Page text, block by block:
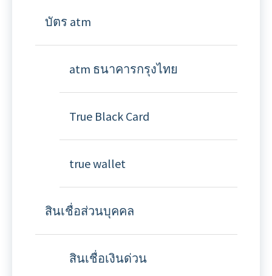
บัตร atm
atm ธนาคารกรุงไทย
True Black Card
true wallet
สินเชื่อส่วนบุคคล
สินเชื่อเงินด่วน